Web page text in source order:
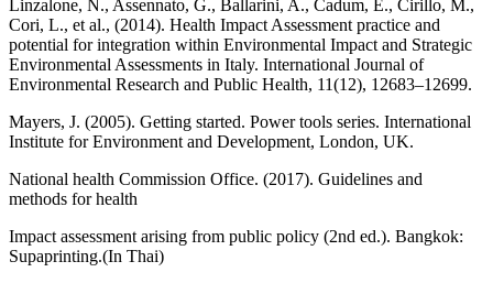
Linzalone, N., Assennato, G., Ballarini, A., Cadum, E., Cirillo, M.,
Cori, L., et al., (2014). Health Impact Assessment practice and
potential for integration within Environmental Impact and Strategic
Environmental Assessments in Italy. International Journal of
Environmental Research and Public Health, 11(12), 12683–12699.
Mayers, J. (2005). Getting started. Power tools series. International
Institute for Environment and Development, London, UK.
National health Commission Office. (2017). Guidelines and
methods for health
Impact assessment arising from public policy (2nd ed.). Bangkok:
Supaprinting.(In Thai)